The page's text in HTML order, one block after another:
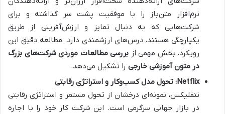
نرم‌افزار متن‌باز را با موفقیت پشت سر گذاشته و برای
شرکت‌هایی که به دنبال تمایز و ارزش‌آفرینی از طریق
یکپارچگی هستند، درس‌های ارزشمندی دارد. مطالعه دقیق این
رویکرد، بخش مهمی از بررسی مطالعات موردی شرکت‌های بزرگ
در متون آموزشی خارجی را تشکیل می‌دهد.
Netflix: تحول مدل کسب‌وکار و استراتژی رقابتی
نتفلیکس، نمونه‌ای درخشان از تحول مستمر و استراتژی رقابتی
در بازار جهانی سرگرمی است. این شرکت کار خود را با اجاره